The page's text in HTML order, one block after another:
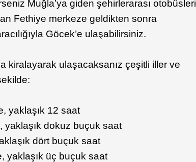
Muğla’ya giden şehirlerarası otobüsleri
Fethiye merkeze geldikten sonra
Göcek’e ulaşabilirsiniz.
kiralayarak ulaşacaksanız çeşitli iller ve
yaklaşık 12 saat
yaklaşık dokuz buçuk saat
dört buçuk saat
yaklaşık üç buçuk saat